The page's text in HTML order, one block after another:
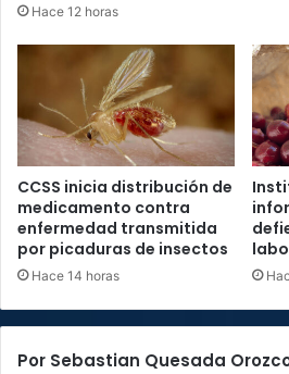
Hace 12 horas
CCSS inicia distribución de
medicamento contra
enfermedad transmitida
por picaduras de insectos
Hace 14 horas
Por Sebastian Quesada